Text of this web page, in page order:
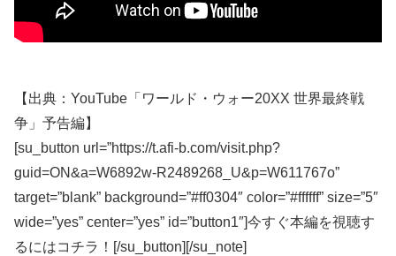
【出典：YouTube「ワールド・ウォー20XX 世界最終戦
争」予告編】
[su_button url=”https://t.afi-b.com/visit.php?
guid=ON&a=W6892w-R2489268_U&p=W611767o”
target=”blank” background=”#ff0304″ color=”#ffffff” size=”5″
wide=”yes” center=”yes” id=”button1″]今すぐ本編を視聴す
るにはコチラ！[/su_button][/su_note]